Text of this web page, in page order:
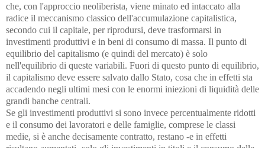
che, con l'approccio neoliberista, viene minato ed intaccato alla
radice il meccanismo classico dell'accumulazione capitalistica,
secondo cui il capitale, per riprodursi, deve trasformarsi in
investimenti produttivi e in beni di consumo di massa. Il punto di
equilibrio del capitalismo (e quindi del mercato) è solo
nell'equilibrio di queste variabili. Fuori di questo punto di equilibrio,
il capitalismo deve essere salvato dallo Stato, cosa che in effetti sta
accadendo negli ultimi mesi con le enormi iniezioni di liquidità delle
grandi banche centrali.
Se gli investimenti produttivi si sono invece percentualmente ridotti
e il consumo dei lavoratori e delle famiglie, comprese le classi
medie, si è anche decisamente contratto, restano -e in effetti